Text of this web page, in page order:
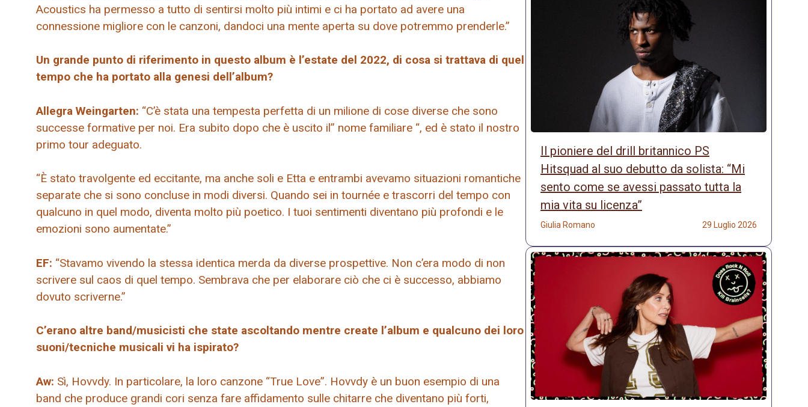
Acoustics ha permesso a tutto di sentirsi molto più intimi e ci ha portato ad avere una
connessione migliore con le canzoni, dandoci una mente aperta su dove potremmo prenderle.”
Un grande punto di riferimento in questo album è l’estate del 2022, di cosa si trattava di quel
tempo che ha portato alla genesi dell’album?
Allegra Weingarten: “C’è stata una tempesta perfetta di un milione di cose diverse che sono
successe formative per noi. Era subito dopo che è uscito il” nome familiare “, ed è stato il nostro
primo tour adeguato.
“È stato travolgente ed eccitante, ma anche soli e Etta e entrambi avevamo situazioni romantiche
separate che si sono concluse in modi diversi. Quando sei in tournée e trascorri del tempo con
qualcuno in quel modo, diventa molto più poetico. I tuoi sentimenti diventano più profondi e le
emozioni sono aumentate.”
EF: “Stavamo vivendo la stessa identica merda da diverse prospettive. Non c’era modo di non
scrivere sul caos di quel tempo. Sembrava che per elaborare ciò che ci è successo, abbiamo
dovuto scriverne.”
C’erano altre band/musicisti che state ascoltando mentre create l’album e qualcuno dei loro
suoni/tecniche musicali vi ha ispirato?
Aw: Sì, Hovvdy. In particolare, la loro canzone “True Love”. Hovvdy è un buon esempio di una
band che produce grandi cori senza fare affidamento sulle chitarre che diventano più forti,
Il pioniere del drill britannico PS
Hitsquad al suo debutto da solista: “Mi
sento come se avessi passato tutta la
mia vita su licenza”
Giulia Romano 29 Luglio 2026